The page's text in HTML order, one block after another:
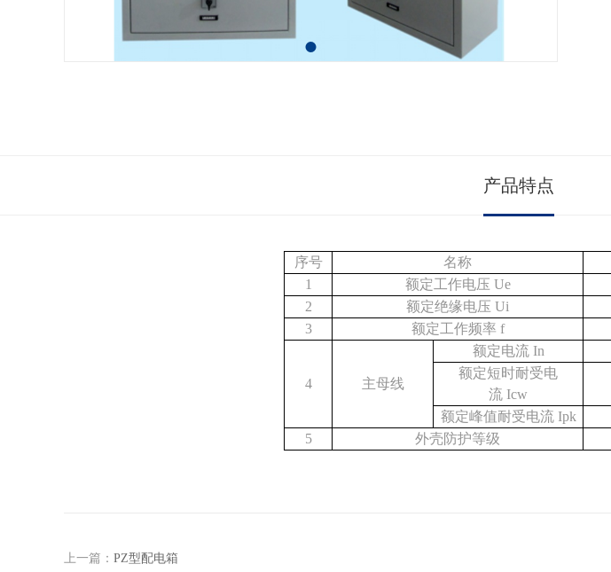
产品特点
序号 名称
1
额定工作电压 Ue
2
额定绝缘电压 Ui
3
额定工作频率 f
4 主母线
额定电流 In
额定短时耐受电
流 Icw
额定峰值耐受电流 Ipk
5
外壳防护等级
上一篇： PZ型配电箱